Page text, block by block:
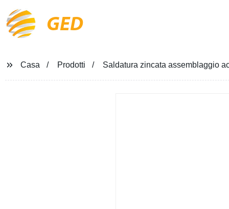
GED
Casa Prodotti Saldatura zincata assemblaggio